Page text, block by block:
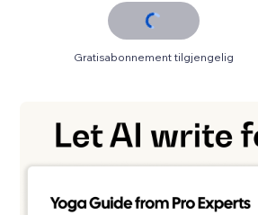
Gratisabonnement tilgjengelig